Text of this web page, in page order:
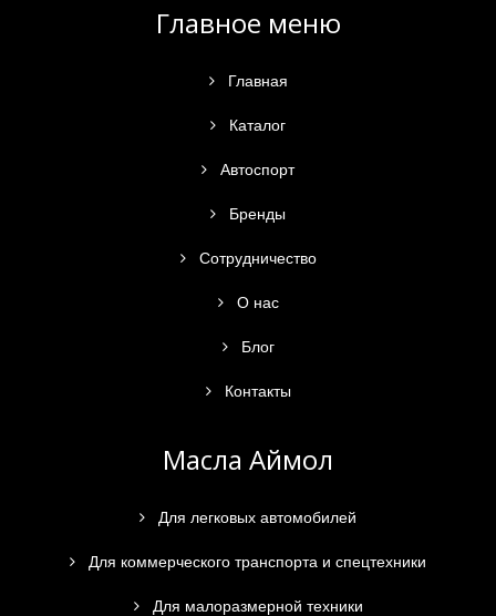
Главное меню
Главная
Каталог
Автоспорт
Бренды
Сотрудничество
О нас
Блог
Контакты
Масла Аймол
Для легковых автомобилей
Для коммерческого транспорта и спецтехники
Для малоразмерной техники